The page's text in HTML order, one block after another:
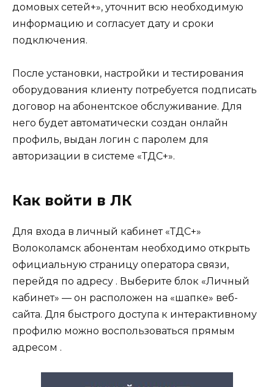
домовых сетей+», уточнит всю необходимую
информацию и согласует дату и сроки
подключения.
После установки, настройки и тестирования
оборудования клиенту потребуется подписать
договор на абонентское обслуживание. Для
него будет автоматически создан онлайн
профиль, выдан логин с паролем для
авторизации в системе «ТДС+».
Как войти в ЛК
Для входа в личный кабинет «ТДС+»
Волоколамск абонентам необходимо открыть
официальную страницу оператора связи,
перейдя по адресу . Выберите блок «Личный
кабинет» — он расположен на «шапке» веб-
сайта. Для быстрого доступа к интерактивному
профилю можно воспользоваться прямым
адресом .